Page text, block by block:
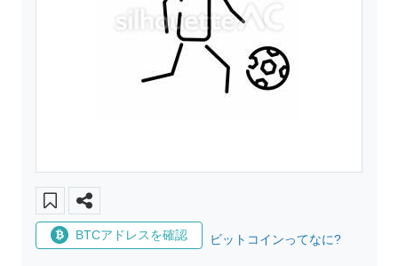
BTCアドレスを確認 ビットコインってなに?